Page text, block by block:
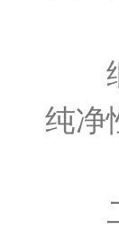
细
纯净
二